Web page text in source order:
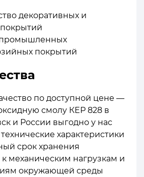
декоративных и
покрытий
по доступной цене —
смолу КЕР 828 в
и России выгодно у нас
характеристики
срок хранения
к механическим нагрузкам и
окружающей среды